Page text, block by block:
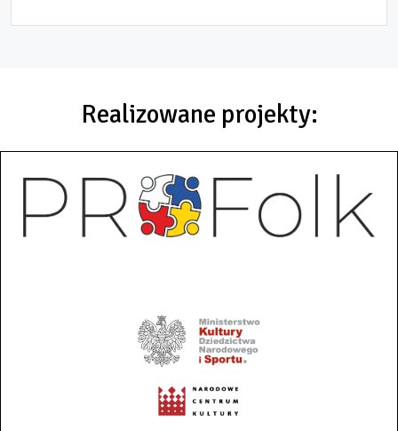
Realizowane projekty: